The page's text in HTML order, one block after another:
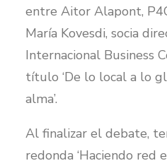
entre Aitor Alapont,
María Kovesdi, socia
Internacional Business
título ‘De lo local a lo
alma’.
Al finalizar el debate,
redonda ‘Haciendo red